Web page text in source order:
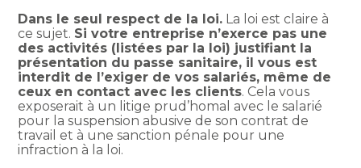
Dans le seul respect de la loi. La loi est claire à
ce sujet. Si votre entreprise n’exerce pas une
des activités (listées par la loi) justifiant la
présentation du passe sanitaire, il vous est
interdit de l’exiger de vos salariés, même de
ceux en contact avec les clients. Cela vous
exposerait à un litige prud’homal avec le salarié
pour la suspension abusive de son contrat de
travail et à une sanction pénale pour une
infraction à la loi.